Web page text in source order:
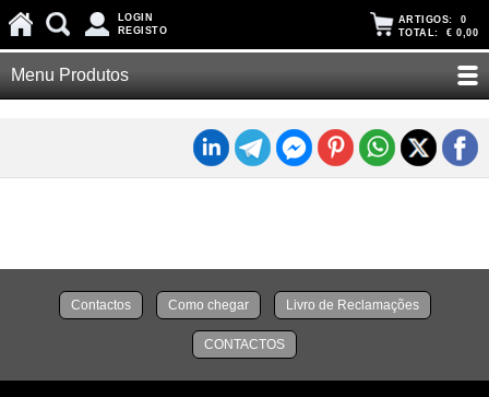
LOGIN
REGISTO
ARTIGOS: 0
TOTAL: € 0,00
Menu Produtos
Contactos Como chegar Livro de Reclamações
CONTACTOS